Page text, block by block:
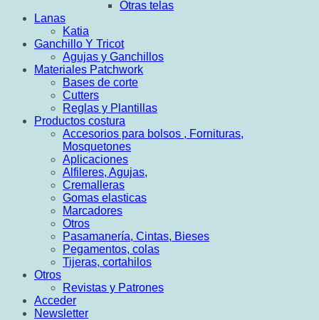
Otras telas
Lanas
Katia
Ganchillo Y Tricot
Agujas y Ganchillos
Materiales Patchwork
Bases de corte
Cutters
Reglas y Plantillas
Productos costura
Accesorios para bolsos , Fornituras,
Mosquetones
Aplicaciones
Alfileres, Agujas,
Cremalleras
Gomas elasticas
Marcadores
Otros
Pasamanería, Cintas, Bieses
Pegamentos, colas
Tijeras, cortahilos
Otros
Revistas y Patrones
Acceder
Newsletter